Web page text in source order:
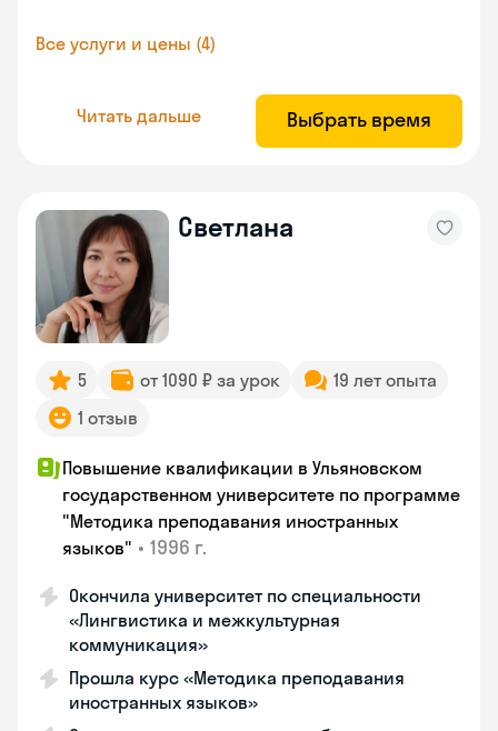
Все услуги и цены (4)
Читать дальше Выбрать время
Светлана
5 от 1090 ₽ за урок
19 лет опыта
1 отзыв
Повышение квалификации в Ульяновском
государственном университете по программе
"Методика преподавания иностранных
языков" • 1996 г.
Окончила университет по специальности
«Лингвистика и межкультурная
коммуникация»
Прошла курс «Методика преподавания
иностранных языков»